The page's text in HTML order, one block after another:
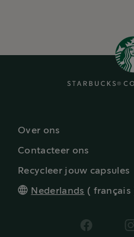
Over ons
Contacteer ons
Recycleer jouw capsules
Nederlands ( français